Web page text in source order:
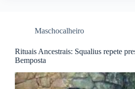
Maschocalheiro
Rituais Ancestrais: Squalius repete
Bemposta